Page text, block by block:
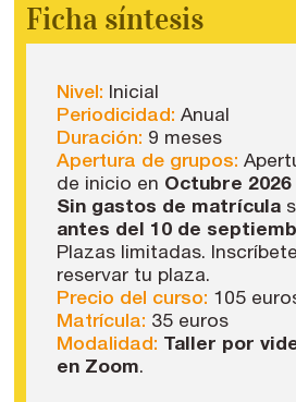
Ficha síntesis
Nivel: Inicial
Periodicidad: Anual
Duración: 9 meses
Apertura de grupos:
de inicio en Octubre 2026
Sin gastos de matrícula
antes del 10 de
Plazas limitadas.
reservar tu plaza.
Precio del curso: 105
Matrícula: 35 euros
Modalidad: Taller por
en Zoom.